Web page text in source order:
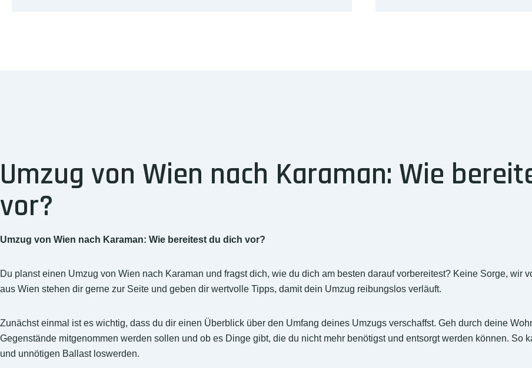
Umzug von Wien nach Karaman: Wie
vor?
Umzug von Wien nach Karaman: Wie bereitest du dich vor?
Du planst einen Umzug von Wien nach Karaman und fragst dich, wie du dich am besten darauf vorbereitest? Keine Sorge, wir
aus Wien stehen dir gerne zur Seite und geben dir wertvolle Tipps, damit dein Umzug reibungslos verläuft.
Zunächst einmal ist es wichtig, dass du dir einen Überblick über den Umfang deines Umzugs verschaffst. Geh durch deine
Gegenstände mitgenommen werden sollen und ob es Dinge gibt, die du nicht mehr benötigst und entsorgt werden können. So
und unnötigen Ballast loswerden.